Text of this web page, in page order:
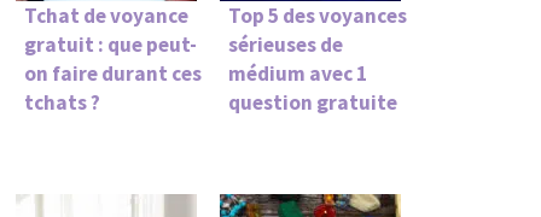
Tchat de voyance
gratuit : que peut-
on faire durant ces
tchats ?
Top 5 des voyances
sérieuses de
médium avec 1
question gratuite